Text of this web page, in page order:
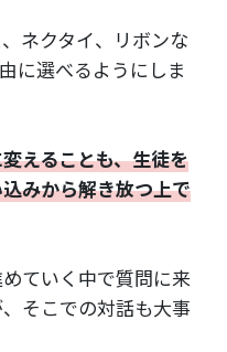
ネクタイ、リボンな
に選べるようにしま
えることも、生徒を
みから解き放つ上で
ていく中で質問に来
そこでの対話も大事